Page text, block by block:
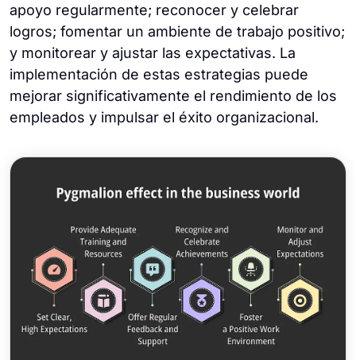
apoyo regularmente; reconocer y celebrar
logros; fomentar un ambiente de trabajo positivo;
y monitorear y ajustar las expectativas. La
implementación de estas estrategias puede
mejorar significativamente el rendimiento de los
empleados y impulsar el éxito organizacional.